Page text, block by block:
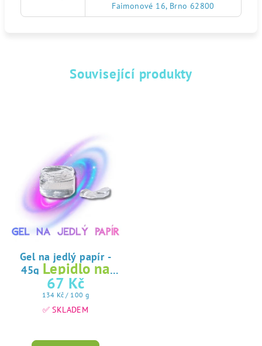
Faimonové 16, Brno 62800
Související produkty
Gel na jedlý papír -
45g Lepidlo na
jedlý papír
67 Kč
Měrná
cena:
134 Kč / 100 g
✅ SKLADEM
hodnocení